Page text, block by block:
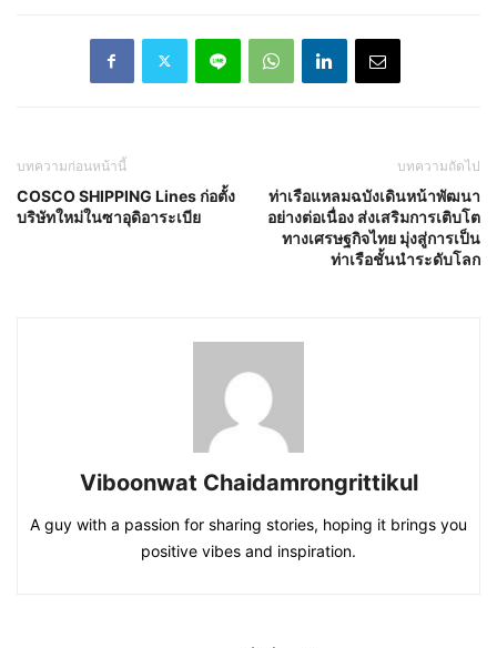
บทความก่อนหน้านี้
COSCO SHIPPING Lines ก่อตั้ง
บริษัทใหม่ในซาอุดิอาระเบีย
บทความถัดไป
ท่าเรือแหลมฉบังเดินหน้าพัฒนา
อย่างต่อเนื่อง ส่งเสริมการเติบโต
ทางเศรษฐกิจไทย มุ่งสู่การเป็น
ท่าเรือชั้นนำระดับโลก
Viboonwat Chaidamrongrittikul
A guy with a passion for sharing stories, hoping it brings you
positive vibes and inspiration.